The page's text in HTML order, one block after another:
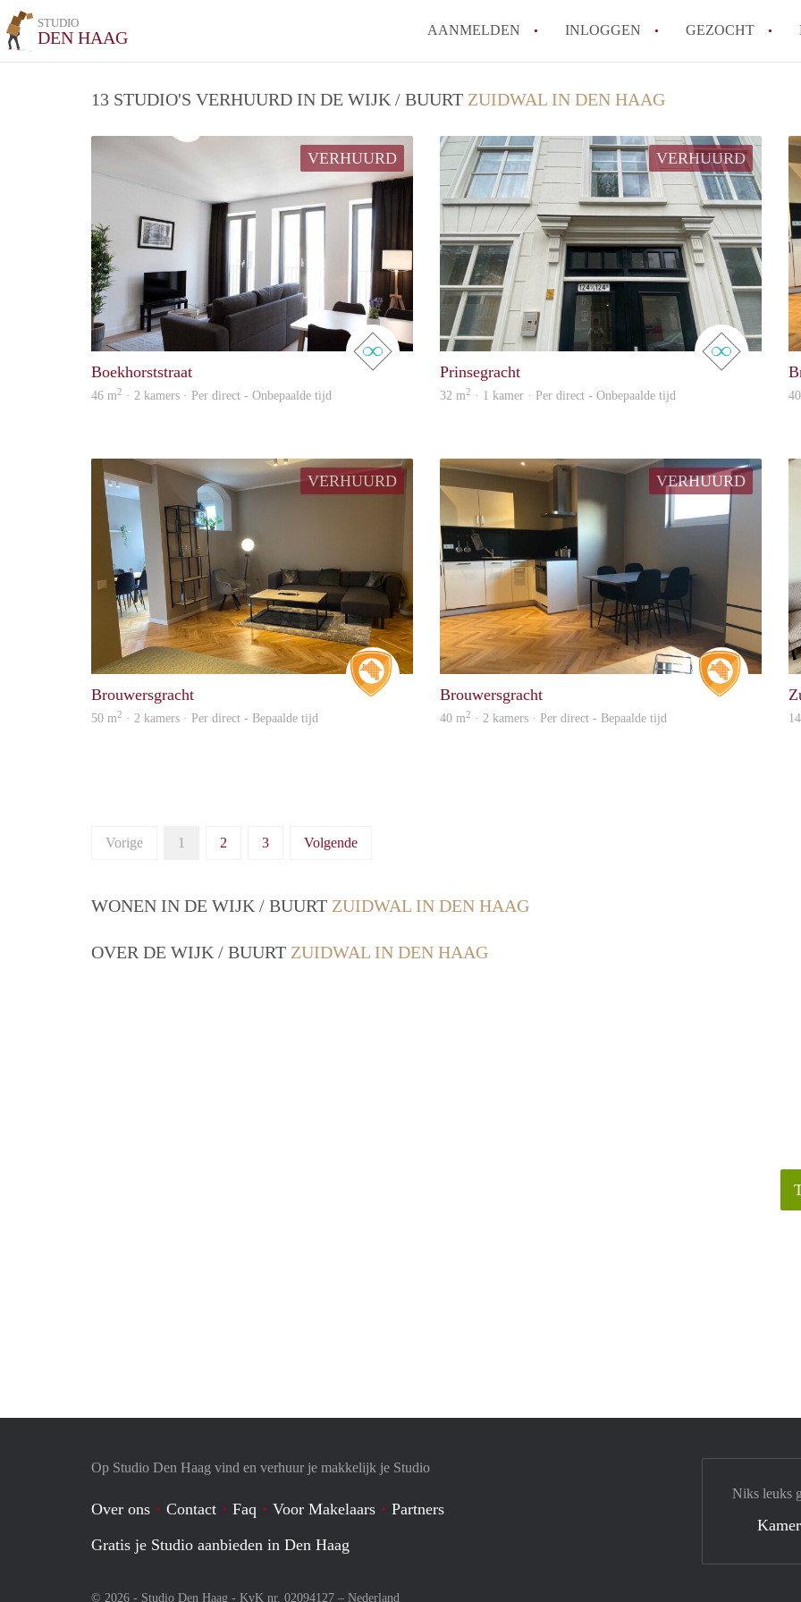
STUDIO
DEN HAAG AANMELDEN INLOGGEN GEZOCHT
How to translate
Hoeveel kost het om te
Wat is de privacyverklaring van
Berekent StudioDenHaag
Alle veelgestelde vragen
13 STUDIO'S VERHUURD IN DE WIJK / BUURT ZUIDWAL IN DEN HAAG
VERHUURD
real estate
Boekhorststraat
46 m2 · 2 kamers · Per direct - Onbepaalde tijd
VERHUURD
real estate
Prinsegracht
32 m2 · 1 kamer · Per direct - Onbepaalde tijd
VERHUURD
Real Estate
Brouwersgracht
50 m2 · 2 kamers · Per direct - Bepaalde tijd
VERHUURD
Real
Brouwersgracht
40 m2 · 2 kamers · Per direct - Bepaalde tijd
Vorige 1 2 3 Volgende
WONEN IN DE WIJK / BUURT ZUIDWAL IN DEN HAAG
OVER DE WIJK / BUURT ZUIDWAL IN DEN HAAG
Op Studio Den Haag vind en verhuur je makkelijk je Studio
Over ons Contact Faq Voor Makelaars
Partners
Gratis je Studio aanbieden in Den Haag
© 2026 - Studio Den Haag - KvK nr. 02094127 – Nederland
Niks leuks